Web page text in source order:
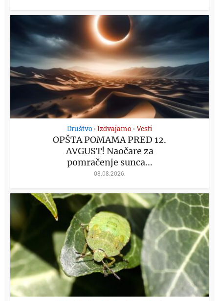
Društvo • Izdvajamo • Vesti
OPŠTA POMAMA PRED 12.
AVGUST! Naočare za
pomračenje sunca...
08.08.2026.